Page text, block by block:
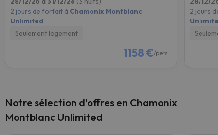
2 jours de forfait à Chamonix Montblanc
Unlimited
Seulement logement
1158 €/pers.
2 jours
Notre sélection d'offres en Chamonix
Montblanc Unlimited